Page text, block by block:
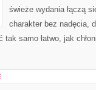
świeże wydania łączą
charakter bez nadęcia,
samo łatwo, jak